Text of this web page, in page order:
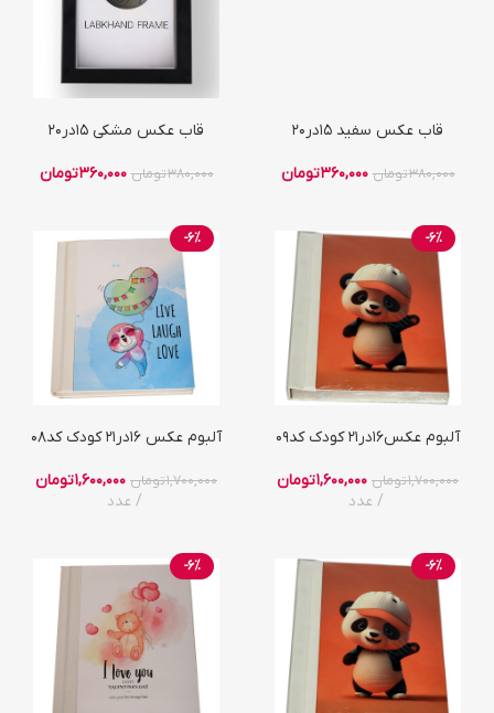
قاب عکس سفید 15در20
380,000تومان 360,000تومان
قاب عکس مشکی 15در20
380,000تومان 360,000تومان
-6%
آلبوم عکس16در21 کودک کد09
1,700,000تومان 1,600,000تومان
عدد
-6%
آلبوم عکس 16در21 کودک کد08
1,700,000تومان 1,600,000تومان
عدد
-6%
-6%